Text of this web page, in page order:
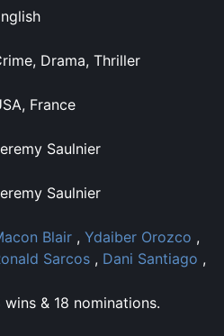
Drama, Thriller
France
Saulnier
Saulnier
Blair , Ydaiber Orozco ,
Sarcos , Dani Santiago ,
wins & 18 nominations.